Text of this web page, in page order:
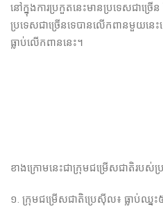
នៅ​ក្នុង​ការ​ប្រកួត​នេះ​មាន​ប្រទេស​​ជា​ច្
ប្រទេស​ជា​ច្រើន​ទេ​បាន​លើក​ពាន​មួយ​នេ
ធ្លាប់​លើក​ពាន​នេះ​​។
ខាង​ក្រោម​នេះ​ជា​ក្រុម​ជម្រើស​ជាតិ​របស់​
១. ក្រុម​ជម្រើស​ជាតិ​ប្រេស៊ីល​៖ ធ្លាប់​ឈ្នះ​​